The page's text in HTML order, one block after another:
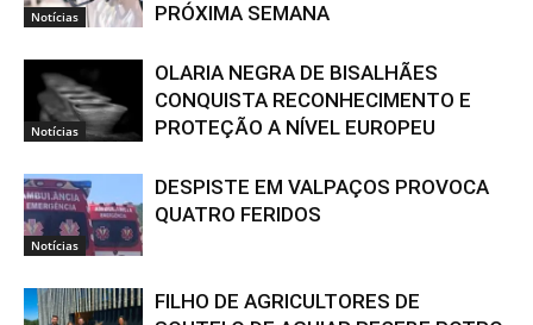
Notícias
PRÓXIMA SEMANA
Notícias
OLARIA NEGRA DE BISALHÃES
CONQUISTA RECONHECIMENTO E
PROTEÇÃO A NÍVEL EUROPEU
Notícias
DESPISTE EM VALPAÇOS PROVOCA
QUATRO FERIDOS
FILHO DE AGRICULTORES DE